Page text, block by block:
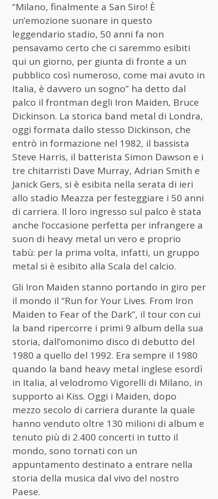
“Milano, finalmente a San Siro! È
un’emozione suonare in questo
leggendario stadio, 50 anni fa non
pensavamo certo che ci saremmo esibiti
qui un giorno, per giunta di fronte a un
pubblico così numeroso, come mai avuto in
Italia, è davvero un sogno” ha detto dal
palco il frontman degli Iron Maiden, Bruce
Dickinson. La storica band metal di Londra,
oggi formata dallo stesso Dickinson, che
entrò in formazione nel 1982, il bassista
Steve Harris, il batterista Simon Dawson e i
tre chitarristi Dave Murray, Adrian Smith e
Janick Gers, si è esibita nella serata di ieri
allo stadio Meazza per festeggiare i 50 anni
di carriera. Il loro ingresso sul palco è stata
anche l’occasione perfetta per infrangere a
suon di heavy metal un vero e proprio
tabù: per la prima volta, infatti, un gruppo
metal si è esibito alla Scala del calcio.
Gli Iron Maiden stanno portando in giro per
il mondo il “Run for Your Lives. From Iron
Maiden to Fear of the Dark”, il tour con cui
la band ripercorre i primi 9 album della sua
storia, dall’omonimo disco di debutto del
1980 a quello del 1992. Era sempre il 1980
quando la band heavy metal inglese esordì
in Italia, al velodromo Vigorelli di Milano, in
supporto ai Kiss. Oggi i Maiden, dopo
mezzo secolo di carriera durante la quale
hanno venduto oltre 130 milioni di album e
tenuto più di 2.400 concerti in tutto il
mondo, sono tornati con un
appuntamento destinato a entrare nella
storia della musica dal vivo del nostro
Paese.